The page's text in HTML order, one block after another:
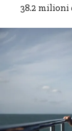
38.2 milioni